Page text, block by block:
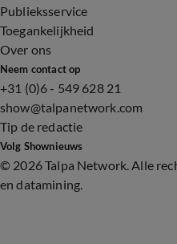
Publieksservice
Toegankelijkheid
Over ons
Neem contact op
+31 (0)6 - 549 628 21
show@talpanetwork.com
Tip de redactie
Volg Shownieuws
© 2026 Talpa Network. Alle
en datamining.